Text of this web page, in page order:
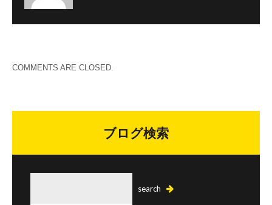
COMMENTS ARE CLOSED.
ブログ検索